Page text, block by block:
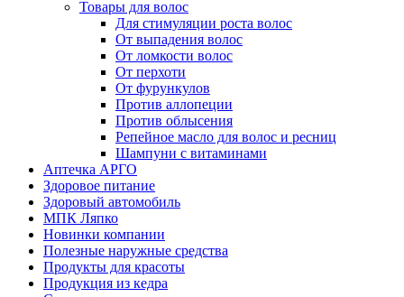
Товары для волос
Для стимуляции роста волос
От выпадения волос
От ломкости волос
От перхоти
От фурункулов
Против аллопеции
Против облысения
Репейное масло для волос и ресниц
Шампуни с витаминами
Аптечка АРГО
Здоровое питание
Здоровый автомобиль
МПК Ляпко
Новинки компании
Полезные наружные средства
Продукты для красоты
Продукция из кедра